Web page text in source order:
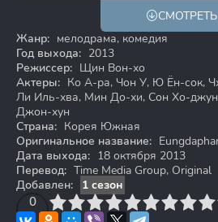
СМОТРЕТЬ
Жанр: мелодрама, комедия
Год выхода: 2013
Режиссер: Щин Вон-хо
Актеры: Ко А-ра, Чон У, Ю Ён-сок,
Ли Иль-хва, Мин До-хи, Сон Хо-
Джон-хун
Страна: Корея Южная
Оригинальное название:
Дата выхода: 18 октября 2013
Перевод: Time Media Group, Original
Добавлен:
1 сезон
0
4 6 7 8 9 10